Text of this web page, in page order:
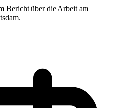
Bericht über die Arbeit am